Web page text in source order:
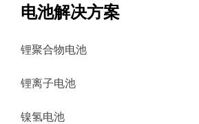
电池解决方案
锂聚合物电池
锂离子电池
镍氢电池